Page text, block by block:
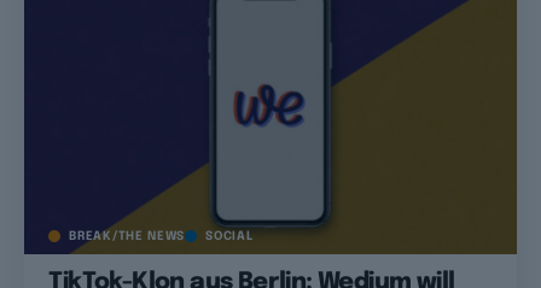
BREAK/THE NEWS SOCIAL
TikTok-Klon aus Berlin: Wedium will